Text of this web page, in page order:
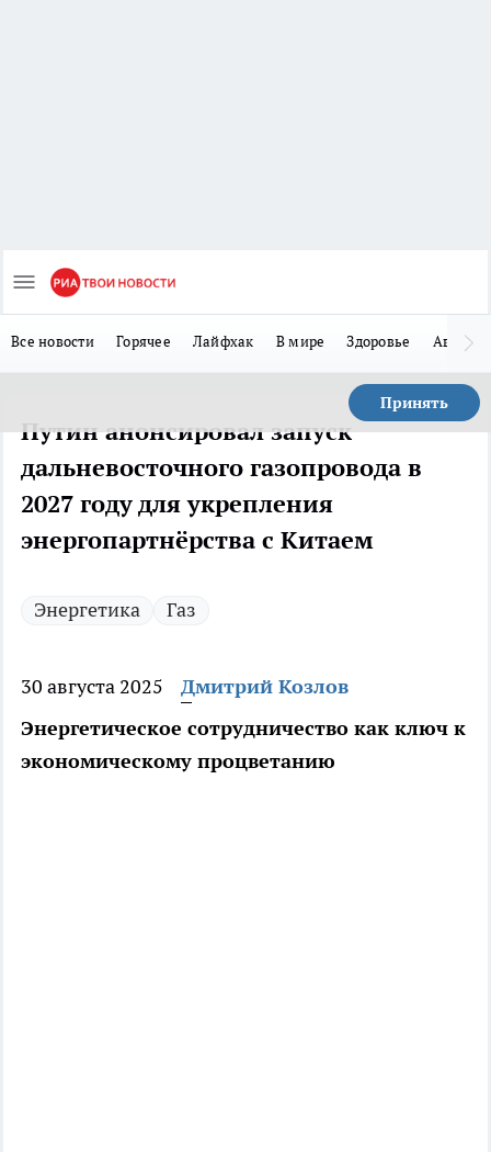
Все новости Горячее Лайфхак В мире Здоровье Авто
Принять
Путин анонсировал запуск
дальневосточного газопровода в
2027 году для укрепления
энергопартнёрства с Китаем
Энергетика Газ
30 августа 2025
Дмитрий Козлов
Энергетическое сотрудничество как ключ к
экономическому процветанию